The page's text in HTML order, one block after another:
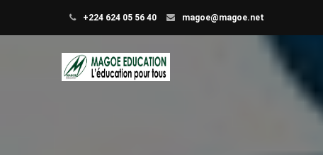
+224 624 05 56 40 magoe@magoe.net